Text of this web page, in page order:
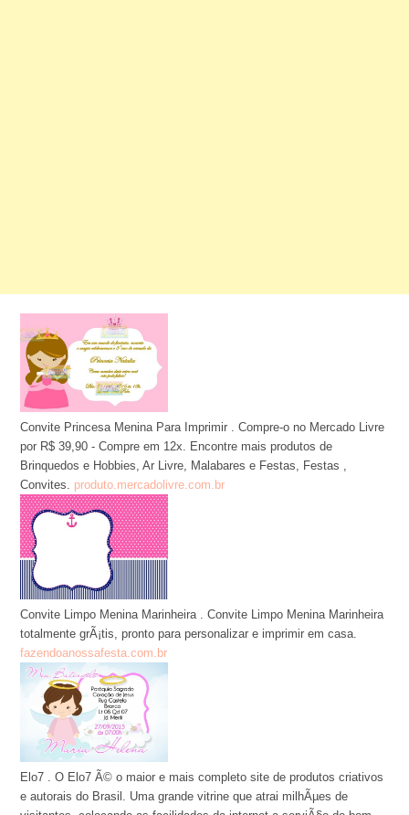
Convite Princesa Menina Para Imprimir . Compre-o no Mercado Livre
por R$ 39,90 - Compre em 12x. Encontre mais produtos de
Brinquedos e Hobbies, Ar Livre, Malabares e Festas, Festas ,
Convites. produto.mercadolivre.com.br
Convite Limpo Menina Marinheira . Convite Limpo Menina Marinheira
totalmente grÃ¡tis, pronto para personalizar e imprimir em casa.
fazendoanossafesta.com.br
Elo7 . O Elo7 Ã© o maior e mais completo site de produtos criativos
e autorais do Brasil. Uma grande vitrine que atrai milhÃµes de